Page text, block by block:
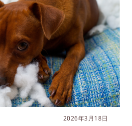
2026年3月18日